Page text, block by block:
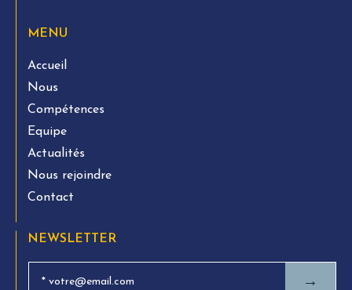
MENU
Accueil
Nous
Compétences
Equipe
Actualités
Nous rejoindre
Contact
NEWSLETTER
→